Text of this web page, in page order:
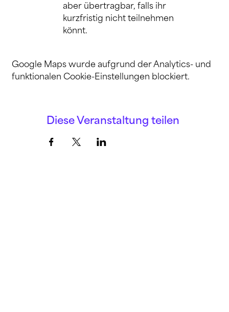
aber übertragbar, falls ihr
kurzfristig nicht teilnehmen
könnt.
Google Maps wurde aufgrund der Analytics- und
funktionalen Cookie-Einstellungen blockiert.
Diese Veranstaltung teilen